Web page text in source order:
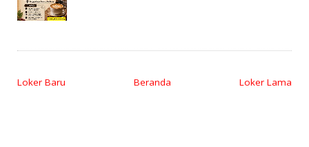
Loker Baru Loker Lama
Beranda